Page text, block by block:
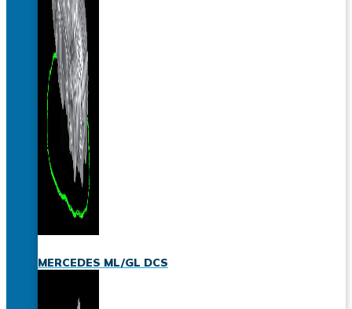
MERCEDES ML/GL DCS